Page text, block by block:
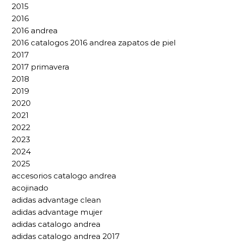
2015
2016
2016 andrea
2016 catalogos 2016 andrea zapatos de piel
2017
2017 primavera
2018
2019
2020
2021
2022
2023
2024
2025
accesorios catalogo andrea
acojinado
adidas advantage clean
adidas advantage mujer
adidas catalogo andrea
adidas catalogo andrea 2017